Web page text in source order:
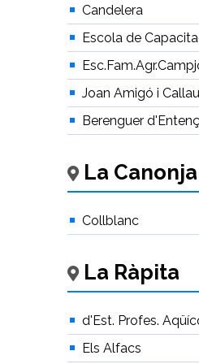
Candelera
Escola de
Joan Amigó i Callau
Berenguer
La Canonja
Collblanc
La Ràpita
d'Est. Profes.
Els Alfacs